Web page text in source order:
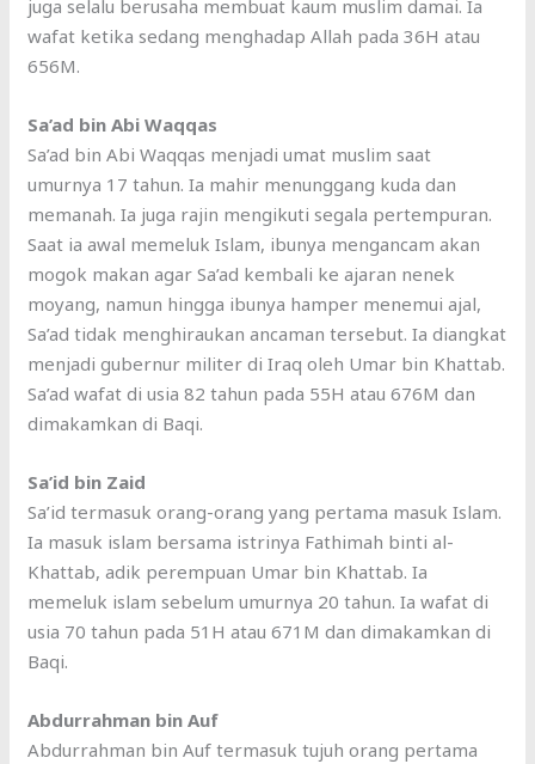
juga selalu berusaha membuat kaum muslim damai. Ia
wafat ketika sedang menghadap Allah pada 36H atau
656M.
Sa’ad bin Abi Waqqas
Sa’ad bin Abi Waqqas menjadi umat muslim saat
umurnya 17 tahun. Ia mahir menunggang kuda dan
memanah. Ia juga rajin mengikuti segala pertempuran.
Saat ia awal memeluk Islam, ibunya mengancam akan
mogok makan agar Sa’ad kembali ke ajaran nenek
moyang, namun hingga ibunya hamper menemui ajal,
Sa’ad tidak menghiraukan ancaman tersebut. Ia diangkat
menjadi gubernur militer di Iraq oleh Umar bin Khattab.
Sa’ad wafat di usia 82 tahun pada 55H atau 676M dan
dimakamkan di Baqi.
Sa’id bin Zaid
Sa’id termasuk orang-orang yang pertama masuk Islam.
Ia masuk islam bersama istrinya Fathimah binti al-
Khattab, adik perempuan Umar bin Khattab. Ia
memeluk islam sebelum umurnya 20 tahun. Ia wafat di
usia 70 tahun pada 51H atau 671M dan dimakamkan di
Baqi.
Abdurrahman bin Auf
Abdurrahman bin Auf termasuk tujuh orang pertama